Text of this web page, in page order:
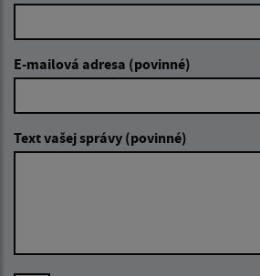
E-mailová adresa (povinné)
Text vašej správy (povinné)